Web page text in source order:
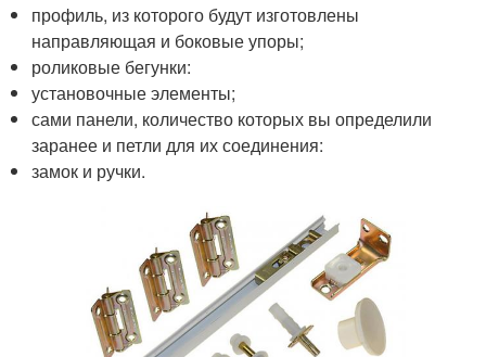
профиль, из которого будут изготовлены
направляющая и боковые упоры;
роликовые бегунки:
установочные элементы;
сами панели, количество которых вы определили
заранее и петли для их соединения:
замок и ручки.